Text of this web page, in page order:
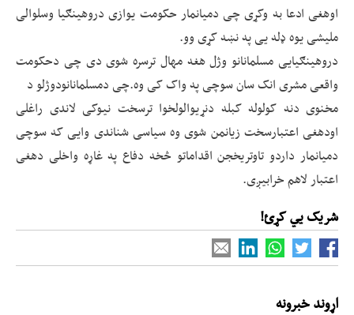
اوهغی ادعا به وکړی چی دمیانمار حکومت یوازی دروهینګیا وسلوالی
ملیشی یوه ډله یی په نښه کړی وو.
دروهینګیایی مسلمانانو وژل هغه مهال ترسره شوی دی چی دحکومت
واقعی مشری انک سان سوچی په واک کی وه.چی دمسلمانانودوژلو د
مخنوی دنه کولوله کبله دنړیوالولخوا ترسخت نیوکی لاندی راغلی
اودهغی اعتبارسخت زیانمن شوی وه سیاسی شناندی وایی که سوچی
دمیانمار داردو تاوتریخجن اقداماتو څخه دفاع په غاړه واخلی دهغی
اعتبار لاهم خرابیږی.
شریک یي کړئ!
اړوند خبرونه